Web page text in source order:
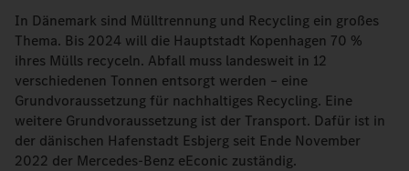
In Dänemark sind Mülltrennung und Recycling ein großes
Thema. Bis 2024 will die Hauptstadt Kopenhagen 70 %
ihres Mülls recyceln. Abfall muss landesweit in 12
verschiedenen Tonnen entsorgt werden – eine
Grundvoraussetzung für nachhaltiges Recycling. Eine
weitere Grundvoraussetzung ist der Transport. Dafür ist in
der dänischen Hafenstadt Esbjerg seit Ende November
2022 der Mercedes-Benz eEconic zuständig.